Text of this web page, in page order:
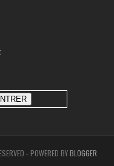
- POWERED BYBLOGGER